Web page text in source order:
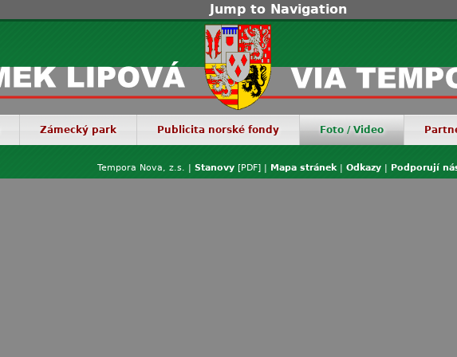
Jump to Navigation
Zámecký park Publicita norské fondy Foto / Video
Tempora Nova, z.s. | Stanovy[PDF] | Mapa stránek| Odkazy| Podporují